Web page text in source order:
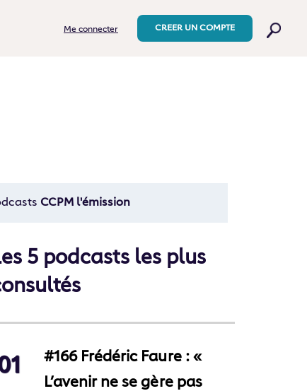
Me connecter CREER UN COMPTE
CCPM l'émission
5 podcasts les plus
#166 Frédéric Faure : «
L’avenir ne se gère pas